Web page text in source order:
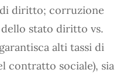
diritto; corruzione
stato diritto vs.
alti tassi di
contratto sociale), sia